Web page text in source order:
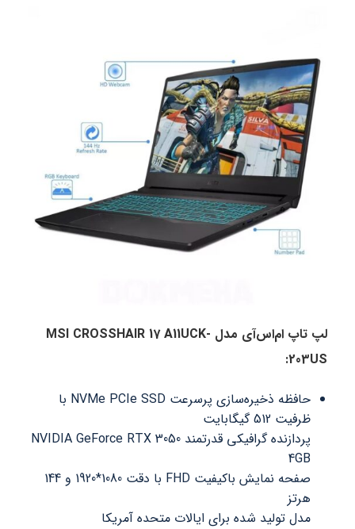
لپ تاپ ام‌اس‌آی مدل MSI CROSSHAIR 17 A11UCK-
203US:
حافظه ذخیره‌سازی پرسرعت NVMe PCIe SSD با
ظرفیت 512 گیگابایت
پردازنده گرافیکی قدرتمند NVIDIA GeForce RTX 3050
4GB
صفحه نمایش باکیفیت FHD با دقت 1080*1920 و 144
هرتز
مدل تولید شده برای ایالات متحده آمریکا